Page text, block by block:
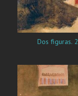
Dos figuras. 2